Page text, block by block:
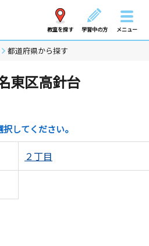
教室を探す 学習中の方 メニュー
都道府県から探す
東区高針台
してください。
２丁目